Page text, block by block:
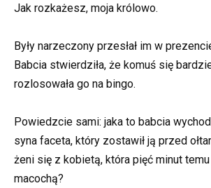
Jak rozkażesz, moja królowo.
Były narzeczony przesłał im w
Babcia stwierdziła, że komuś się
rozlosowała go na bingo.
Powiedzcie sami: jaka to babcia
syna faceta, który zostawił ją przed
żeni się z kobietą, która pięć minut
macochą?